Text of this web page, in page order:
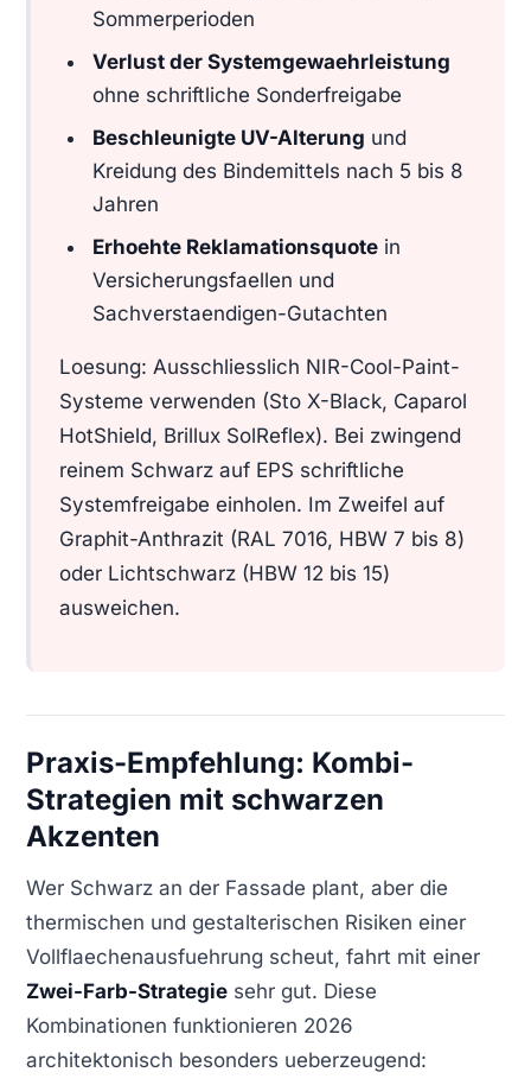
Sommerperioden
Verlust der Systemgewaehrleistung
ohne schriftliche Sonderfreigabe
Beschleunigte UV-Alterung und
Kreidung des Bindemittels nach 5 bis 8
Jahren
Erhoehte Reklamationsquote in
Versicherungsfaellen und
Sachverstaendigen-Gutachten
Loesung: Ausschliesslich NIR-Cool-Paint-
Systeme verwenden (Sto X-Black, Caparol
HotShield, Brillux SolReflex). Bei zwingend
reinem Schwarz auf EPS schriftliche
Systemfreigabe einholen. Im Zweifel auf
Graphit-Anthrazit (RAL 7016, HBW 7 bis 8)
oder Lichtschwarz (HBW 12 bis 15)
ausweichen.
Praxis-Empfehlung: Kombi-
Strategien mit schwarzen
Akzenten
Wer Schwarz an der Fassade plant, aber die
thermischen und gestalterischen Risiken einer
Vollflaechenausfuehrung scheut, fahrt mit einer
Zwei-Farb-Strategie sehr gut. Diese
Kombinationen funktionieren 2026
architektonisch besonders ueberzeugend: